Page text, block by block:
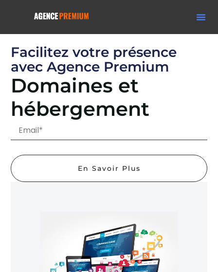
Facilitez votre présence
avecAgence Premium
Domaines et
hébergement
En Savoir Plus